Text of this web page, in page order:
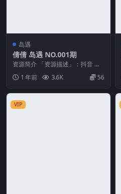
岛遇
倩倩 岛遇 NO.001期
资源简介 「资源描述」：抖音 倩
倩 岛遇 NO.001期 【30P】 「资
源名称...
1 年前 3.6K 56
VIP